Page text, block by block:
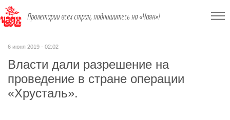
Пролетарии всех стран, подпишитесь на «Чаян»!
6 июня 2019 - 02:02
Власти дали разрешение на
проведение в стране операции
«Хрусталь».